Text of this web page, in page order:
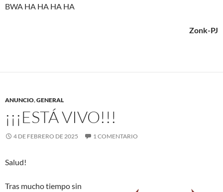
BWA HA HA HA HA
Zonk-PJ
ANUNCIO,GENERAL
¡¡¡ESTÁ VIVO!!!
4 DE FEBRERO DE 2025 1 COMENTARIO
Salud!
Tras mucho tiempo sin